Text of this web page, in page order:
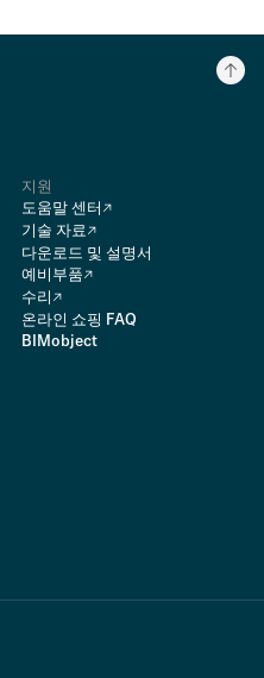
지원
도움말 센터
기술 자료
다운로드 및 설명서
예비부품
수리
온라인 쇼핑 FAQ
BIMobject